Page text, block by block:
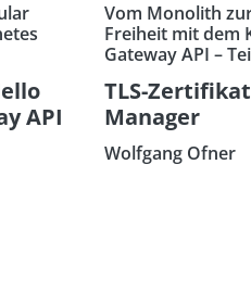
API
Vom Monolith
Freiheit mit dem
Gateway API –
TLS-
Manager
Wolfgang Ofner